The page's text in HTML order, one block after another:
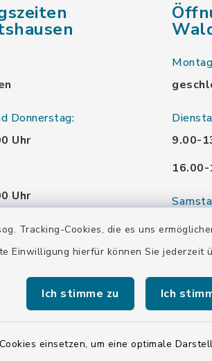
Tracking-Cookies, die es uns
Einwilligung hierfür können Sie jederzeit
Ich stimme zu Ich
einsetzen, um eine optimale
Donnerstag:
Uhr
Uhr
Uhr
Uhr
9.00-
16.00-
10.00-